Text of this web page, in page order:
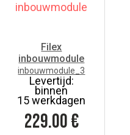
Filex
inbouwmodule
inbouwmodule_3
Levertijd:
binnen
15 werkdagen
229.00€